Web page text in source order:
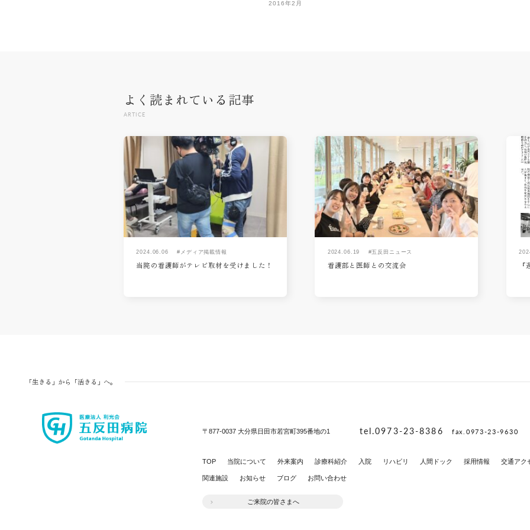
2016年2月
よく読まれている記事
ARTICE
2024.06.06 #メディア掲載情報
当院の看護師がテレビ取材を受けました！
2024.06.19 #五反田ニュース
看護部と医師との交流会
「生きる」から「活きる」へ。
〒877-0037 大分県日田市若宮町395番地の1 tel.0973-23-8386 fax.0973-23-9630
TOP 当院について 外来案内 診療科紹介 入院 リハビリ 人間ドック 採用情報 交通アク
関連施設 お知らせ ブログ お問い合わせ
ご来院の皆さまへ